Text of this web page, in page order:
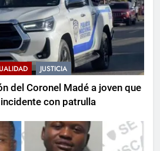
JUSTICIA
del Coronel Madé a joven que
con patrulla